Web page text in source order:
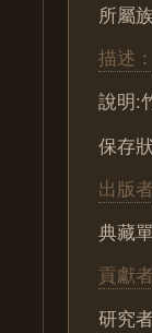
所屬
描述：
說明:
保存
出版
典藏
貢獻
研究